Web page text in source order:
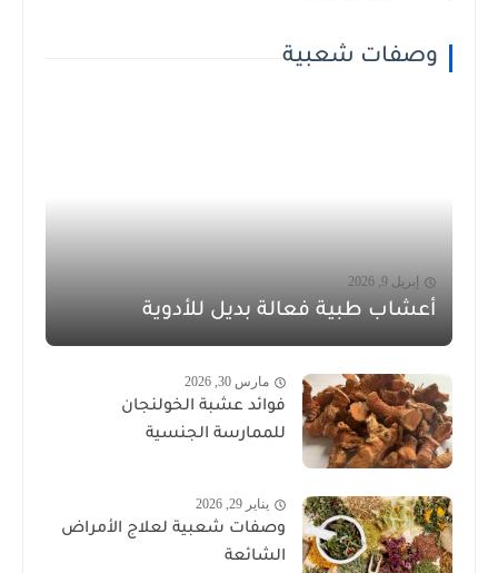
وصفات شعبية
إبريل 9, 2026
أعشاب طبية فعالة بديل للأدوية
مارس 30, 2026
فوائد عشبة الخولنجان
للممارسة الجنسية
يناير 29, 2026
وصفات شعبية لعلاج الأمراض
الشائعة